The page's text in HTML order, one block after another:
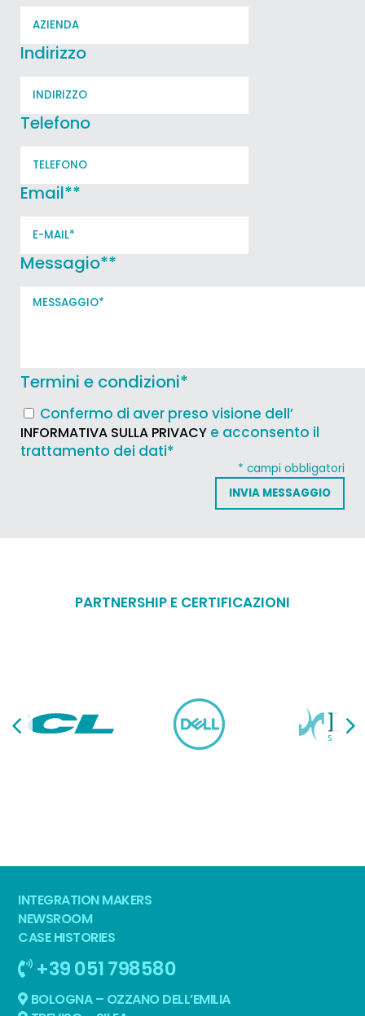
Indirizzo
Telefono
Email**
Messagio**
Termini e condizioni*
Confermo di aver preso visione dell’
INFORMATIVA SULLA PRIVACY e acconsento il
trattamento dei dati*
* campi obbligatori
PARTNERSHIP E CERTIFICAZIONI
INTEGRATION MAKERS
NEWSROOM
CASE HISTORIES
+39 051 798580
BOLOGNA – OZZANO DELL’EMILIA